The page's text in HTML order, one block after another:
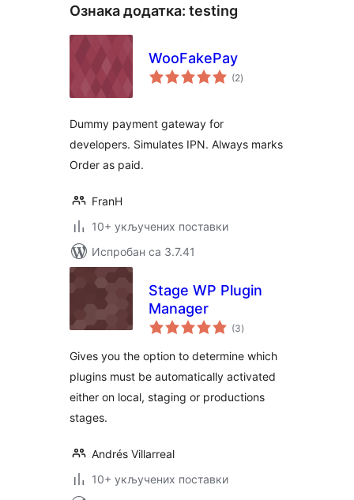
Ознака додатка: testing
WooFakePay
(2укупних
оцена
)
Dummy payment gateway for
developers. Simulates IPN. Always marks
Order as paid.
FranH
10+ укључених поставки
Испробан са 3.7.41
Stage WP Plugin
Manager
(3укупних
оцена
)
Gives you the option to determine which
plugins must be automatically activated
either on local, staging or productions
stages.
Andrés Villarreal
10+ укључених поставки